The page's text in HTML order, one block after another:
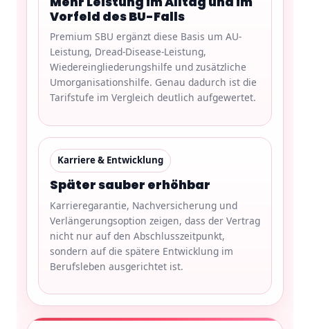
Vorfeld des BU-Falls
Premium SBU ergänzt diese Basis um AU-
Leistung, Dread-Disease-Leistung,
Wiedereingliederungshilfe und zusätzliche
Umorganisationshilfe. Genau dadurch ist die
Tarifstufe im Vergleich deutlich aufgewertet.
Karriere & Entwicklung
Später sauber erhöhbar
Karrieregarantie, Nachversicherung und
Verlängerungsoption zeigen, dass der Vertrag
nicht nur auf den Abschlusszeitpunkt,
sondern auf die spätere Entwicklung im
Berufsleben ausgerichtet ist.